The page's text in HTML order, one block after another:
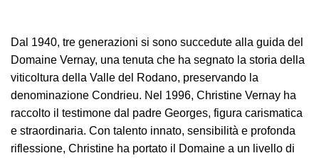
Dal 1940, tre generazioni si sono succedute alla guida del
Domaine Vernay, una tenuta che ha segnato la storia della
viticoltura della Valle del Rodano, preservando la
denominazione Condrieu. Nel 1996, Christine Vernay ha
raccolto il testimone dal padre Georges, figura carismatica
e straordinaria. Con talento innato, sensibilità e profonda
riflessione, Christine ha portato il Domaine a un livello di